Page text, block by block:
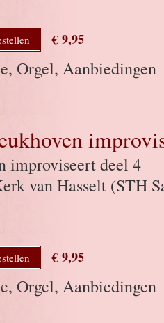
€ 9,95
Orgel, Aanbiedingen
improviseert deel 4
van Hasselt (STH
€ 9,95
Orgel, Aanbiedingen